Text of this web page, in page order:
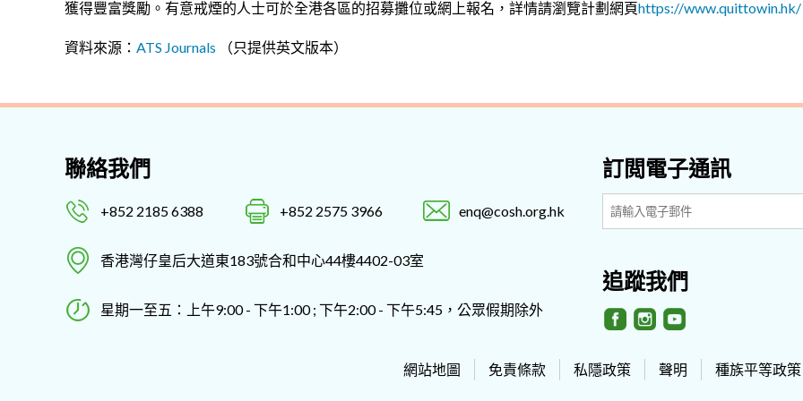
獲得豐富獎勵。有意戒煙的人士可於全港各區的招募攤位或網上報名，詳情請瀏覽計劃網頁https://www.quittowin.hk/
資料來源： ATS Journals （只提供英文版本）
聯絡我們
+852 2185 6388 +852 2575 3966 enq@cosh.org.hk
香港灣仔皇后大道東183號合和中心44樓4402-03室
星期一至五：上午9:00 - 下午1:00 ; 下午2:00 - 下午5:45，公眾假期除外
訂閲電子通訊
追蹤我們
網站地圖 免責條款 私隱政策 聲明 種族平等政策